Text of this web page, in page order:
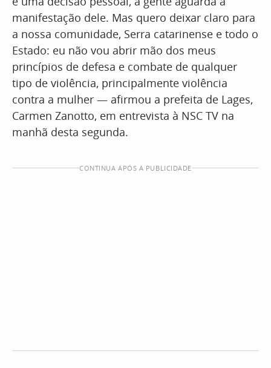
manifestação dele. Mas quero deixar claro para
a nossa comunidade, Serra catarinense e todo o
Estado: eu não vou abrir mão dos meus
princípios de defesa e combate de qualquer
tipo de violência, principalmente violência
contra a mulher — afirmou a prefeita de Lages,
Carmen Zanotto, em entrevista à NSC TV na
manhã desta segunda.
CONTINUA APÓS A PUBLICIDADE